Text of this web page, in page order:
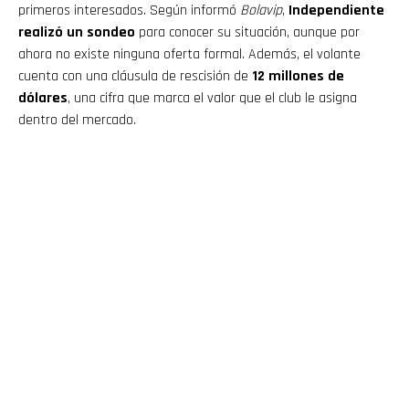
primeros interesados. Según informó Bolavip, Independiente
realizó un sondeo para conocer su situación, aunque por
ahora no existe ninguna oferta formal. Además, el volante
cuenta con una cláusula de rescisión de 12 millones de
dólares, una cifra que marca el valor que el club le asigna
dentro del mercado.